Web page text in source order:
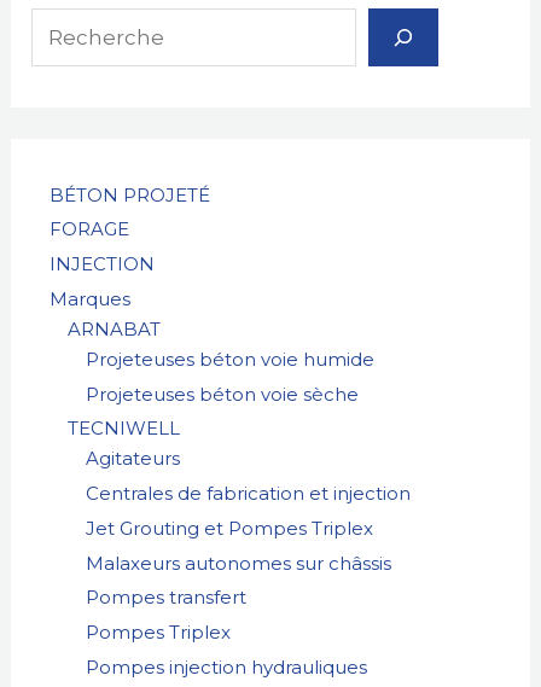
c
BÉTON PROJETÉ
FORAGE
INJECTION
Marques
ARNABAT
Projeteuses béton voie humide
Projeteuses béton voie sèche
TECNIWELL
Agitateurs
Centrales de fabrication et injection
Jet Grouting et Pompes Triplex
Malaxeurs autonomes sur châssis
Pompes transfert
Pompes Triplex
Pompes injection hydrauliques